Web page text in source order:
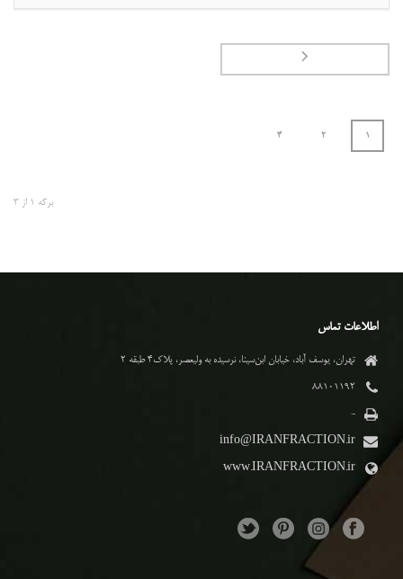
1
2
3
برگه 1 از 3
اطلاعات تماس
تهران، یوسف آباد، خیابان ابن‌سینا، نرسیده به ولیعصر، پلاک۴ طبقه ۲
۸۸۱۰۱۱۹۲
-
info@IRANFRACTION.ir
www.IRANFRACTION.ir